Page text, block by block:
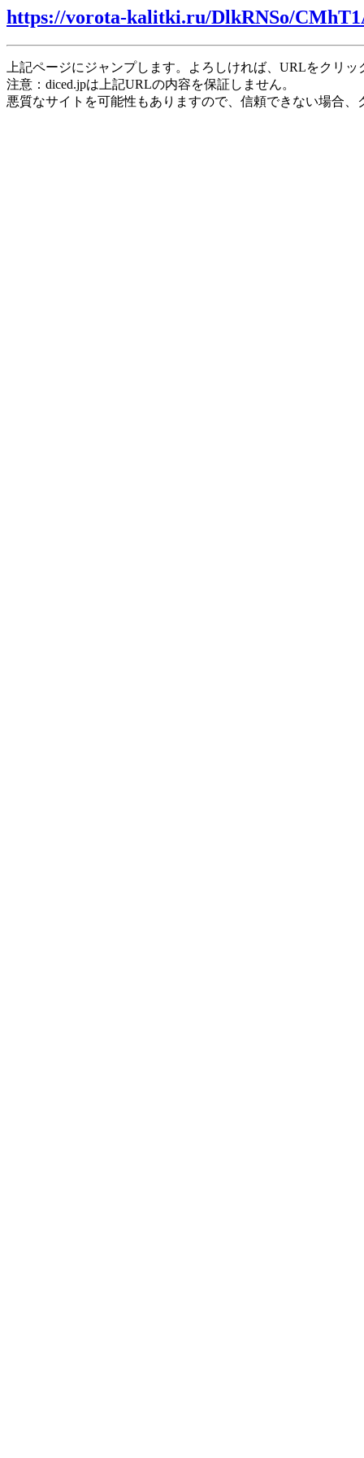
https://vorota-kalitki.ru/DlkRNSo/
上記ページにジャンプします。よろしければ、URLをクリ
注意：diced.jpは上記URLの内容を保証しません。
悪質なサイトを可能性もありますので、信頼できない場合、